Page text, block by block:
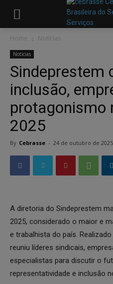
Home Notícias
Notícias
Sindeprestem
inclusão,
protagonismo
2025
By Cebrasse - 24 de outubro de 2025
A diretoria do Sindeprestem
2025, considerado o maior e
e trabalhista do país.
reuniu líderes sindicais,
especialistas para discutir o
representatividade e inclusão